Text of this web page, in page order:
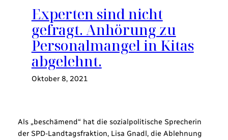
Experten sind nicht
gefragt. Anhörung zu
Personalmangel in Kitas
abgelehnt.
Oktober 8, 2021
Als „beschämend“ hat die sozialpolitische Sprecherin
der SPD-Landtagsfraktion, Lisa Gnadl, die Ablehnung